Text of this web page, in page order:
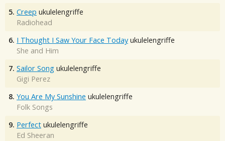
5. Creep ukulelengriffe
Radiohead
6. I Thought I Saw Your Face Today ukulelengriffe
She and Him
7. Sailor Song ukulelengriffe
Gigi Perez
8. You Are My Sunshine ukulelengriffe
Folk Songs
9. Perfect ukulelengriffe
Ed Sheeran